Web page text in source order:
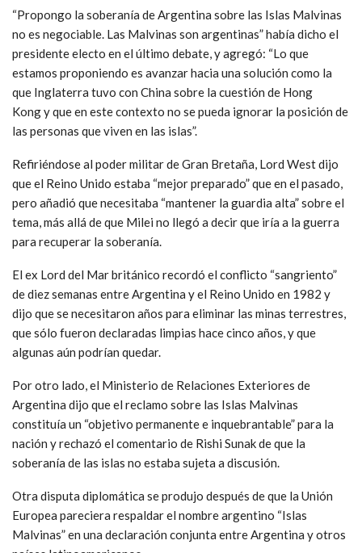
“Propongo la soberanía de Argentina sobre las Islas Malvinas
no es negociable. Las Malvinas son argentinas” había dicho el
presidente electo en el último debate, y agregó: “Lo que
estamos proponiendo es avanzar hacia una solución como la
que Inglaterra tuvo con China sobre la cuestión de Hong
Kong y que en este contexto no se pueda ignorar la posición de
las personas que viven en las islas”.
Refiriéndose al poder militar de Gran Bretaña, Lord West dijo
que el Reino Unido estaba “mejor preparado” que en el pasado,
pero añadió que necesitaba “mantener la guardia alta” sobre el
tema, más allá de que Milei no llegó a decir que iría a la guerra
para recuperar la soberanía.
El ex Lord del Mar británico recordó el conflicto “sangriento”
de diez semanas entre Argentina y el Reino Unido en 1982 y
dijo que se necesitaron años para eliminar las minas terrestres,
que sólo fueron declaradas limpias hace cinco años, y que
algunas aún podrían quedar.
Por otro lado, el Ministerio de Relaciones Exteriores de
Argentina dijo que el reclamo sobre las Islas Malvinas
constituía un “objetivo permanente e inquebrantable” para la
nación y rechazó el comentario de Rishi Sunak de que la
soberanía de las islas no estaba sujeta a discusión.
Otra disputa diplomática se produjo después de que la Unión
Europea pareciera respaldar el nombre argentino “Islas
Malvinas” en una declaración conjunta entre Argentina y otros